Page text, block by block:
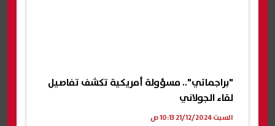
"براجماتي".. مسؤولة أمريكية تكشف تفاصيل
لقاء الجولاني
السبت 21/12/2024 10:13 ص